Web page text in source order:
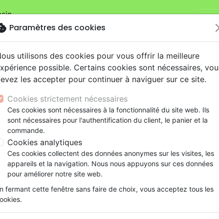
Je
sur la boutiqueLa Maison de la Bible Suisse
NouveautésBibles
Testaments
Etude biblique
NEG
Bandes dessinées
Souffrance, Relation d'aide
Santé
Événements actuels
Couple
Découverte de la foi
Souffrance, Relation d'aide
Psychologie
ans
Adolescents, jeunes
Latino, Folk
Soul
Rap, Hip-hop
Louange, Adoration
Hardrock, Métal
animés
conférences
Films, fiction
Jeux
Soul
:
Paramètres des cookies
utilisons des cookies pour vous offrir la meilleure
possible. Certains cookies sont nécessaires,
les accepter pour continuer à naviguer sur ce site.
Cookies strictement nécessaires
Ces cookies sont nécessaires à la fonctionnalité du site web. Ils
sont nécessaires pour l'authentification du client, le panier et la
commande.
Cookies analytiques
Ces cookies collectent des données anonymes sur les visites, les
appareils et la navigation. Nous nous appuyons sur ces données
pour améliorer notre site web.
fermant cette fenêtre sans faire de choix, vous acceptez tous les